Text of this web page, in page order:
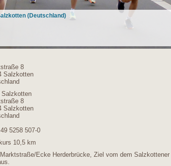
(Deutschland)
8
Salzkotten
8
Salzkotten
5258 507-0
10,5 km
Ecke Herderbrücke, Ziel vom dem Salzkottener